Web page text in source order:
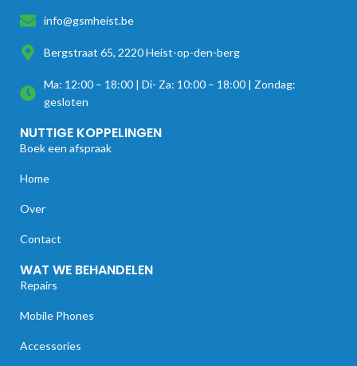
info@gsmheist.be
Bergstraat 65, 2220 Heist-op-den-berg
Ma: 12:00 – 18:00 | Di- Za: 10:00 – 18:00 | Zondag:
gesloten
NUTTIGE KOPPELINGEN
Boek een afspraak
Home
Over
Contact
WAT WE BEHANDELEN
Repairs
Mobile Phones
Accessories